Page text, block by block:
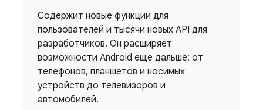
Содержит новые функции для
пользователей и тысячи новых API для
разработчиков. Он расширяет
возможности Android еще дальше: от
телефонов, планшетов и носимых
устройств до телевизоров и
автомобилей.